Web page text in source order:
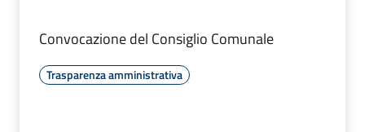
Convocazione del Consiglio Comunale
Trasparenza amministrativa